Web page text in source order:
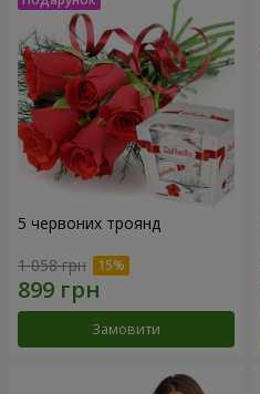
5 червоних троянд
1 058 грн
Замовити